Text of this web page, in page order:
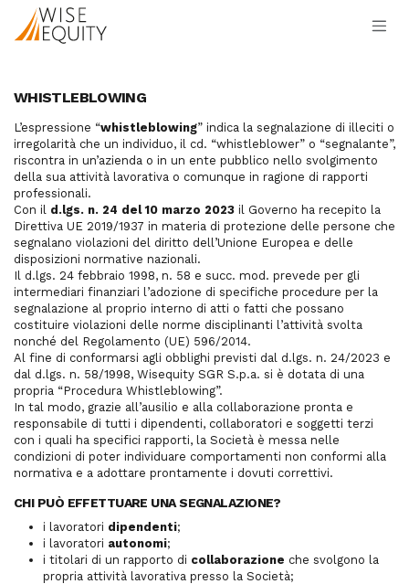
Passa al contenuto
WHISTLEBLOWING
L’espressione “whistleblowing” indica la segnalazione di illeciti o
irregolarità che un individuo, il cd. “whistleblower” o “segnalante”,
riscontra in un’azienda o in un ente pubblico nello svolgimento
della sua attività lavorativa o comunque in ragione di rapporti
professionali.
Con il d.lgs. n. 24 del 10 marzo 2023 il Governo ha recepito la
Direttiva UE 2019/1937 in materia di protezione delle persone che
segnalano violazioni del diritto dell’Unione Europea e delle
disposizioni normative nazionali.
Il d.lgs. 24 febbraio 1998, n. 58 e succ. mod. prevede per gli
intermediari finanziari l’adozione di specifiche procedure per la
segnalazione al proprio interno di atti o fatti che possano
costituire violazioni delle norme disciplinanti l’attività svolta
nonché del Regolamento (UE) 596/2014.
Al fine di conformarsi agli obblighi previsti dal d.lgs. n. 24/2023 e
dal d.lgs. n. 58/1998, Wisequity SGR S.p.a. si è dotata di una
propria “Procedura Whistleblowing”.
In tal modo, grazie all’ausilio e alla collaborazione pronta e
responsabile di tutti i dipendenti, collaboratori e soggetti terzi
con i quali ha specifici rapporti, la Società è messa nelle
condizioni di poter individuare comportamenti non conformi alla
normativa e a adottare prontamente i dovuti correttivi.
CHI PUÒ EFFETTUARE UNA SEGNALAZIONE?
i lavoratori dipendenti;
i lavoratori autonomi;
i titolari di un rapporto di collaborazione che svolgono la
propria attività lavorativa presso la Società;